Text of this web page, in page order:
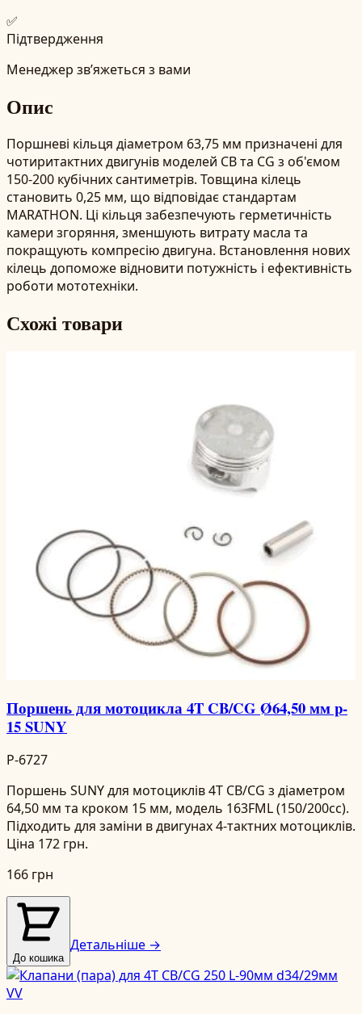
✅
Підтвердження
Менеджер зв’яжеться з вами
Опис
Поршневі кільця діаметром 63,75 мм призначені для
чотиритактних двигунів моделей CB та CG з об'ємом
150-200 кубічних сантиметрів. Товщина кілець
становить 0,25 мм, що відповідає стандартам
MARATHON. Ці кільця забезпечують герметичність
камери згоряння, зменшують витрату масла та
покращують компресію двигуна. Встановлення нових
кілець допоможе відновити потужність і ефективність
роботи мототехніки.
Схожі товари
Поршень для мотоцикла 4T CB/CG Ø64,50 мм p-
15 SUNY
P-6727
Поршень SUNY для мотоциклів 4T CB/CG з діаметром
64,50 мм та кроком 15 мм, модель 163FML (150/200cc).
Підходить для заміни в двигунах 4-тактних мотоциклів.
Ціна 172 грн.
166 грн
До кошика
Детальніше →